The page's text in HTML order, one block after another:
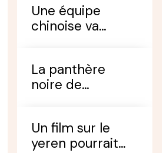
Une équipe
chinoise va
La panthère
noire de
Un film sur le
yeren pourrait